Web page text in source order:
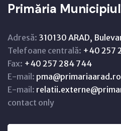
Primăria
Adresă: 310130 ARAD,
Telefoane centrală: +40 257
Fax: +40 257 284 744
E-mail: pma@primariaarad.ro
E-mail:
contact only